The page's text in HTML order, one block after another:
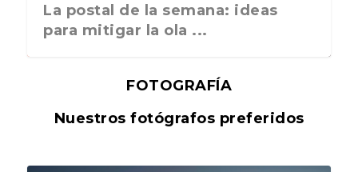
La postal de la semana: ideas
para mitigar la ola ...
FOTOGRAFÍA
Nuestros fotógrafos preferidos